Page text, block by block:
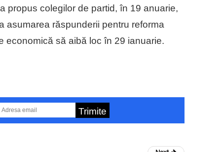
propus colegilor de partid, în 19 anuarie,
asumarea răspunderii pentru reforma
economică să aibă loc în 29 ianuarie.
Trimite